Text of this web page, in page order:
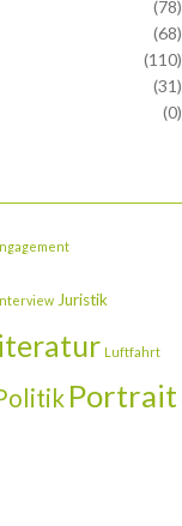
(78)
(68)
(110)
(31)
(0)
Juristik
Luftfahrt
Portrait